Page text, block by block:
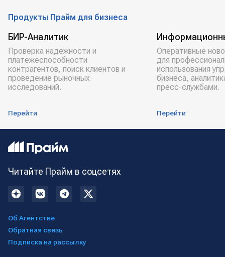
Продукты Прайм для бизнеса
БИР-Аналитик
Проверка надёжности и
платёжеспособности
контрагентов, поиск клиентов и
проведение рыночных
исследований.
Перейти
Оперативные
для
использования
бизнеса,
пресс-службами.
Перейти
Читайте Прайм в соцсетях
Об Агентстве
Обратная связь
Подписка на рассылку